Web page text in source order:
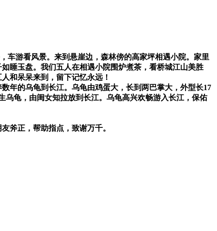
游看风景。来到悬崖边，森林傍的高家坪相遇小院。家里
睡玉盘。我们五人在相遇小院围炉煮茶，看桥城江山美胜
和呆呆来到，留下记忆永远！
年的乌龟到长江。乌龟由鸡蛋大，长到两巴掌大，外型长17
乌龟，由闺女知拉放到长江。乌龟高兴欢畅游入长江，保佑
斧正，帮助指点，致谢万千。